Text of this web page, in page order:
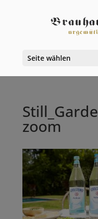
Seite wählen
zoom